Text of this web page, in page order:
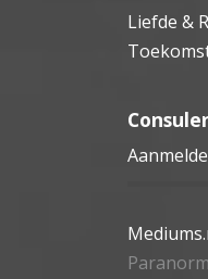
Liefde &